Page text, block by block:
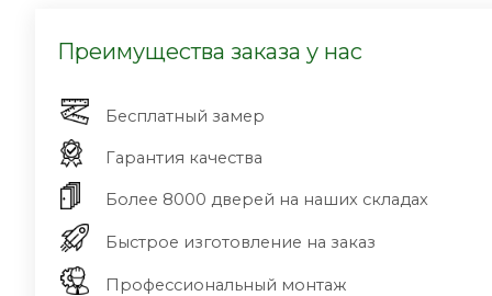
Преимущества заказа у нас
Бесплатный замер
Гарантия качества
Более 8000 дверей на наших складах
Быстрое изготовление на заказ
Профессиональный монтаж